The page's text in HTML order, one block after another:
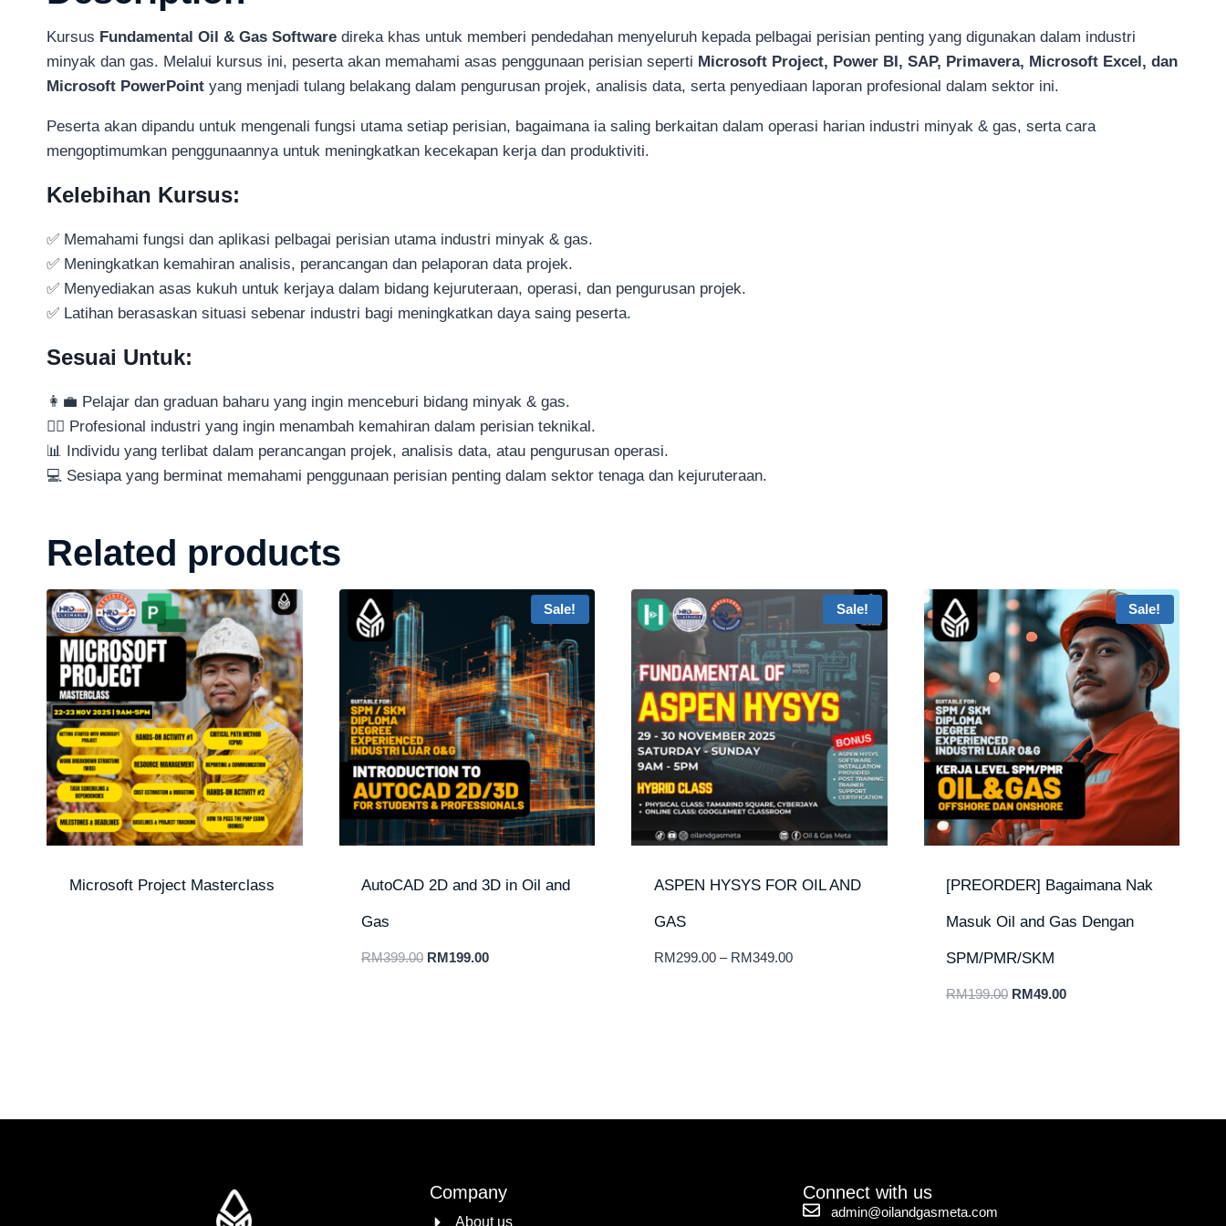
Kursus Fundamental Oil & Gas Software direka khas untuk memberi pendedahan menyeluruh kepada pelbagai perisian penting yang digunakan dalam industri
minyak dan gas. Melalui kursus ini, peserta akan memahami asas penggunaan perisian seperti Microsoft Project, Power BI, SAP, Primavera, Microsoft Excel, dan
Microsoft PowerPoint yang menjadi tulang belakang dalam pengurusan projek, analisis data, serta penyediaan laporan profesional dalam sektor ini.
Peserta akan dipandu untuk mengenali fungsi utama setiap perisian, bagaimana ia saling berkaitan dalam operasi harian industri minyak & gas, serta cara
mengoptimumkan penggunaannya untuk meningkatkan kecekapan kerja dan produktiviti.
Kelebihan Kursus:
✅ Memahami fungsi dan aplikasi pelbagai perisian utama industri minyak & gas.
✅ Meningkatkan kemahiran analisis, perancangan dan pelaporan data projek.
✅ Menyediakan asas kukuh untuk kerjaya dalam bidang kejuruteraan, operasi, dan pengurusan projek.
✅ Latihan berasaskan situasi sebenar industri bagi meningkatkan daya saing peserta.
Sesuai Untuk:
👩‍💼 Pelajar dan graduan baharu yang ingin menceburi bidang minyak & gas.
👷‍♂️ Profesional industri yang ingin menambah kemahiran dalam perisian teknikal.
📊 Individu yang terlibat dalam perancangan projek, analisis data, atau pengurusan operasi.
💻 Sesiapa yang berminat memahami penggunaan perisian penting dalam sektor tenaga dan kejuruteraan.
Related products
Microsoft Project Masterclass
Sale!
AutoCAD 2D and 3D in Oil and
Gas
RM399.00 RM 199.00
Sale!
ASPEN HYSYS FOR OIL AND
GAS
RM 299.00 – RM349.00
Sale!
[PREORDER] Bagaimana Nak
Masuk Oil and Gas Dengan
SPM/PMR/SKM
RM199.00 RM49.00
Company
About us
Connect with us
admin@oilandgasmeta.com